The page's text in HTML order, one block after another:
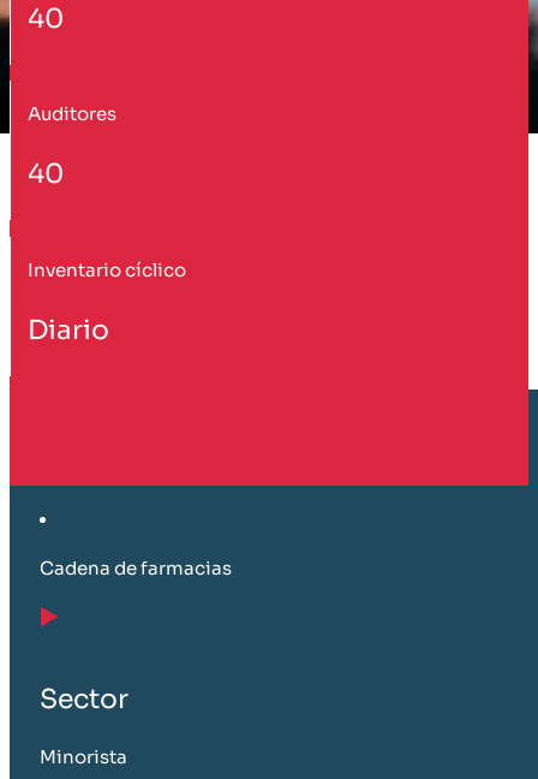
40
Auditores
40
Inventario cíclico
Diario
Cadena de farmacias
Sector
Minorista